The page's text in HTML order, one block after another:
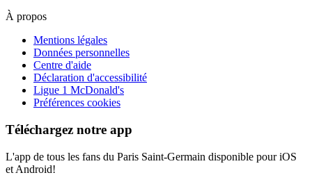
À propos
Mentions légales
Données personnelles
Centre d'aide
Déclaration d'accessibilité
Ligue 1 McDonald's
Préférences cookies
Téléchargez notre app
L'app de tous les fans du Paris Saint-Germain disponible pour iOS
et Android!